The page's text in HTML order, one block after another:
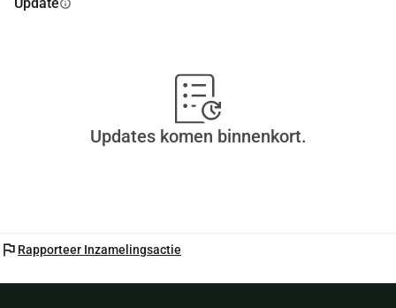
info
Updates komen binnenkort.
flag Rapporteer Inzamelingsactie